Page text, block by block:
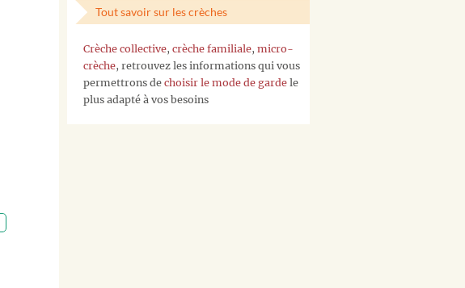
Tout savoir sur les crèches
Crèche collective, crèche familiale, micro-
crèche, retrouvez les informations qui vous
permettrons de choisir le mode de garde le
plus adapté à vos besoins